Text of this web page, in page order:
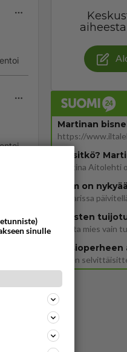
Miesten
sinulle